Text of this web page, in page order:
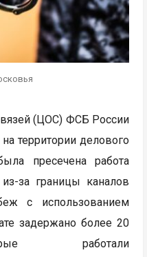
(ЦОС) ФСБ России
территории делового
пресечена работа
за границы каналов
с использованием
задержано более 20
работали